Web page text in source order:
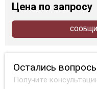
Цена по запросу
Остались
Получите